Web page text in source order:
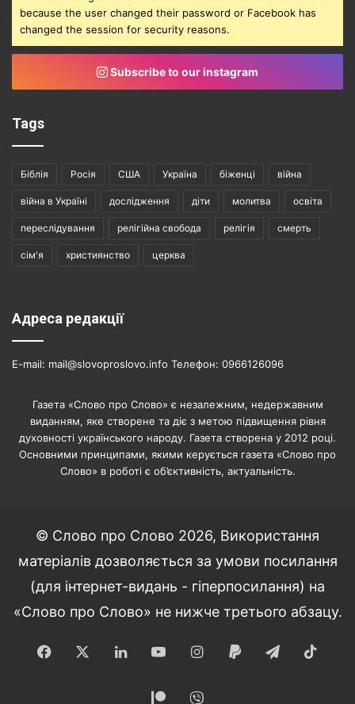
because the user changed their password or Facebook has
changed the session for security reasons.
Subscribe to our instagram
Tags
Біблія Росія США Україна біженці війна
війна в Україні дослідження діти молитва освіта
переслідування релігійна свобода релігія смерть
сім'я християнство церква
Адреса редакції
E-mail: mail@slovoproslovo.info Телефон: 0966126096
Газета «Слово про Слово» є незалежним, недержавним
виданням, яке створене та діє з метою підвищення рівня
духовності українського народу. Газета створена у 2012 році.
Основними принципами, якими керується газета «Слово про
Слово» в роботі є об’єктивність, актуальність.
© Слово про Слово 2026, Використання
матеріалів дозволяється за умови посилання
(для інтернет-видань - гіперпосилання) на
«Слово про Слово» не нижче третього абзацу.
Facebook LinkedInYouTubeInstagram
Paypal Telegram
Patreon